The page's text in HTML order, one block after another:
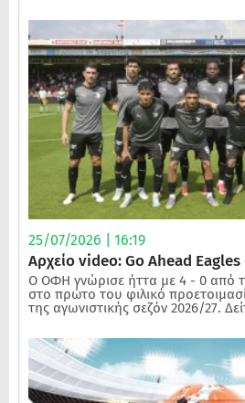
25/07/2026 | 16:19
Αρχείο video: Go Ahead
Ο ΟΦΗ γνώρισε ήττα με 4 - 0 από
στο πρώτο του φιλικό
της αγωνιστικής σεζόν 2026/27.